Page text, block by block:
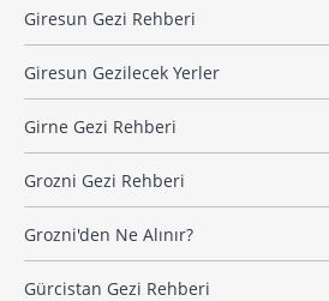
Giresun Gezi Rehberi
Giresun Gezilecek Yerler
Girne Gezi Rehberi
Grozni Gezi Rehberi
Grozni'den Ne Alınır?
Gürcistan Gezi Rehberi